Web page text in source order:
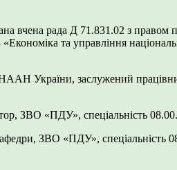
вчена рада Д 71.831.02 з правом
та управління
України, заслужений
ЗВО «ПДУ», спеціальність
ЗВО «ПДУ», спеціальність